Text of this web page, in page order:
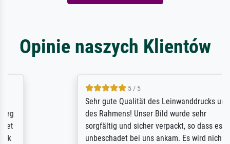
Opinie naszych Klientów
5 / 5
Sehr gute Qualität des Leinwanddrucks und
des Rahmens! Unser Bild wurde sehr
sorgfältig und sicher verpackt, so dass es
unbeschadet bei uns ankam. Es wird nicht